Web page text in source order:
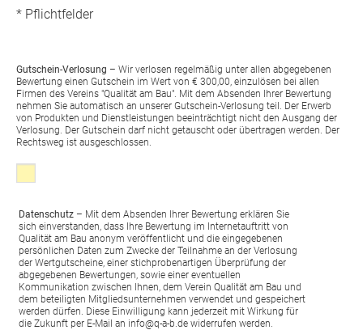
* Pflichtfelder
Gutschein-Verlosung – Wir verlosen regelmäßig unter allen abgegebenen
Bewertung einen Gutschein im Wert von € 300,00, einzulösen bei allen
Firmen des Vereins "Qualität am Bau". Mit dem Absenden Ihrer Bewertung
nehmen Sie automatisch an unserer Gutschein-Verlosung teil. Der Erwerb
von Produkten und Dienstleistungen beeinträchtigt nicht den Ausgang der
Verlosung. Der Gutschein darf nicht getauscht oder übertragen werden. Der
Rechtsweg ist ausgeschlossen.
Klicken, wenns Sie mit den folgenden Bedingungen einverstanden
Datenschutz – Mit dem Absenden Ihrer Bewertung erklären Sie
sich einverstanden, dass Ihre Bewertung im Internetauftritt von
Qualität am Bau anonym veröffentlicht und die eingegebenen
persönlichen Daten zum Zwecke der Teilnahme an der Verlosung
der Wertgutscheine, einer stichprobenartigen Überprüfung der
abgegebenen Bewertungen, sowie einer eventuellen
Kommunikation zwischen Ihnen, dem Verein Qualität am Bau und
dem beteiligten Mitgliedsunternehmen verwendet und gespeichert
werden dürfen. Diese Einwilligung kann jederzeit mit Wirkung für
die Zukunft per E-Mail an info@q-a-b.de widerrufen werden.